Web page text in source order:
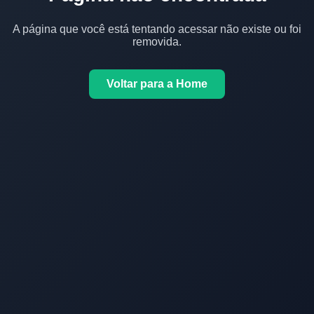
A página que você está tentando acessar não existe ou foi
removida.
Voltar para a Home